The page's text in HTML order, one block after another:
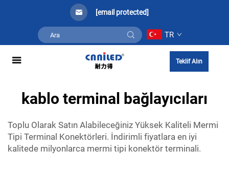
[email protected]
TR
Teklif Alın
kablo terminal bağlayıcıları
Toplu Olarak Satın Alabileceğiniz Yüksek Kaliteli Mermi
Tipi Terminal Konektörleri. İndirimli fiyatlara en iyi
kalitede milyonlarca mermi tipi konektör terminali.